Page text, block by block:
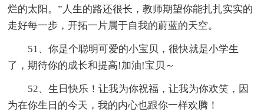
烂的太阳。”人生的路还很长，教师期望你能扎扎实实的
走好每一步，开拓一片属于自我的蔚蓝的天空。
51、你是个聪明可爱的小宝贝，很快就是小学生
了，期待你的成长和提高!加油!宝贝～
52、生日快乐！让我为你祝福，让我为你欢笑，因
为在你生日的今天，我的内心也跟你一样欢腾！